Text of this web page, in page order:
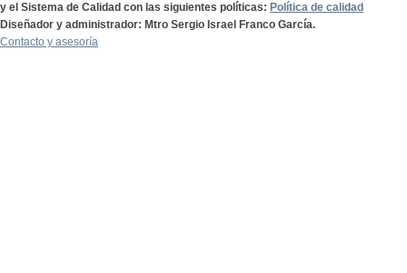
y el Sistema de Calidad con las siguientes políticas: Política de calidad
Diseñador y administrador: Mtro Sergio Israel Franco García.
Contacto y asesoría